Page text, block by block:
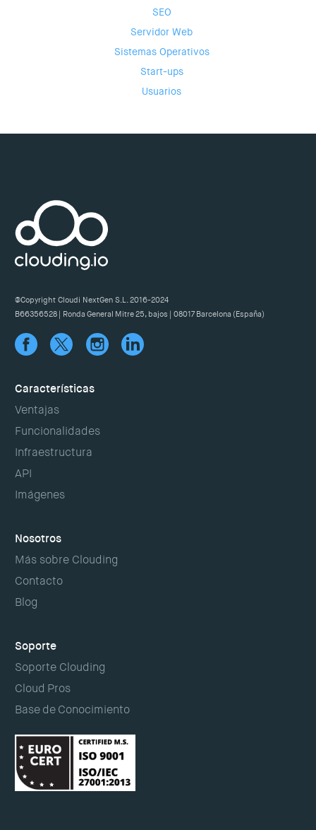
SEO
Servidor Web
Sistemas Operativos
Start-ups
Usuarios
@Copyright Cloudi NextGen S.L. 2016-2024
B66356528 | Ronda General Mitre 25, bajos | 08017 Barcelona (España)
Características
Ventajas
Funcionalidades
Infraestructura
API
Imágenes
Nosotros
Más sobre Clouding
Contacto
Blog
Soporte
Soporte Clouding
Cloud Pros
Base de Conocimiento